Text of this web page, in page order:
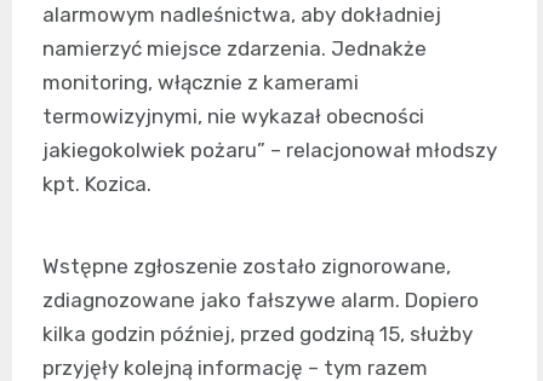
alarmowym nadleśnictwa, aby dokładniej
namierzyć miejsce zdarzenia. Jednakże
monitoring, włącznie z kamerami
termowizyjnymi, nie wykazał obecności
jakiegokolwiek pożaru” – relacjonował młodszy
kpt. Kozica.
Wstępne zgłoszenie zostało zignorowane,
zdiagnozowane jako fałszywe alarm. Dopiero
kilka godzin później, przed godziną 15, służby
przyjęły kolejną informację – tym razem